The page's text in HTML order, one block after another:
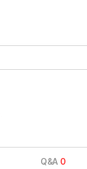
Q&A 0